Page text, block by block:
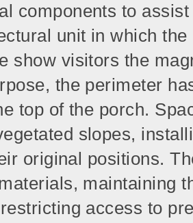
components to
unit in which
show visitors the
the perimeter
top of the porch.
slopes,
original positions.
maintaining
access to